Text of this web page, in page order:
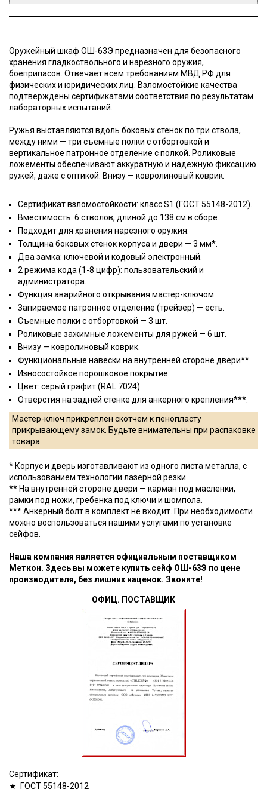
Оружейный шкаф ОШ-63Э предназначен для безопасного
хранения гладкоствольного и нарезного оружия,
боеприпасов. Отвечает всем требованиям МВД РФ для
физических и юридических лиц. Взломостойкие качества
подтверждены сертификатами соответствия по результатам
лабораторных испытаний.
Ружья выставляются вдоль боковых стенок по три ствола,
между ними — три съемные полки с отбортовкой и
вертикальное патронное отделение с полкой. Роликовые
ложементы обеспечивают аккуратную и надёжную фиксацию
ружей, даже с оптикой. Внизу — ковролиновый коврик.
Сертификат взломостойкости: класс S1 (ГОСТ 55148-2012).
Вместимость: 6 стволов, длиной до 138 см в сборе.
Подходит для хранения нарезного оружия.
Толщина боковых стенок корпуса и двери — 3 мм*.
Два замка: ключевой и кодовый электронный.
2 режима кода (1-8 цифр): пользовательский и
администратора.
Функция аварийного открывания мастер-ключом.
Запираемое патронное отделение (трейзер) — есть.
Съемные полки с отбортовкой — 3 шт.
Роликовые зажимные ложементы для ружей — 6 шт.
Внизу — ковролиновый коврик.
Функциональные навески на внутренней стороне двери**.
Износостойкое порошковое покрытие.
Цвет: серый графит (RAL 7024).
Отверстия на задней стенке для анкерного крепления***.
Мастер-ключ прикреплен скотчем к пенопласту
прикрывающему замок. Будьте внимательны при распаковке
товара.
* Корпус и дверь изготавливают из одного листа металла, с
использованием технологии лазерной резки.
** На внутренней стороне двери — карман под масленки,
рамки под ножи, гребенка под ключи и шомпола.
*** Анкерный болт в комплект не входит. При необходимости
можно воспользоваться нашими услугами по установке
сейфов.
Наша компания является официальным поставщиком
Меткон. Здесь вы можете купить сейф ОШ-63Э по цене
производителя, без лишних наценок. Звоните!
ОФИЦ. ПОСТАВЩИК
Сертификат:
★ ГОСТ 55148-2012